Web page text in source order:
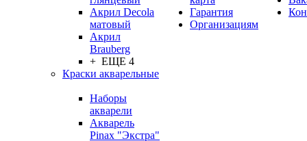
Акрил Decola
матовый
Акрил
Brauberg
+ ЕЩЕ 4
Краски акварельные
Наборы
акварели
Акварель
Pinax "Экстра"
Гарантия
Организациям